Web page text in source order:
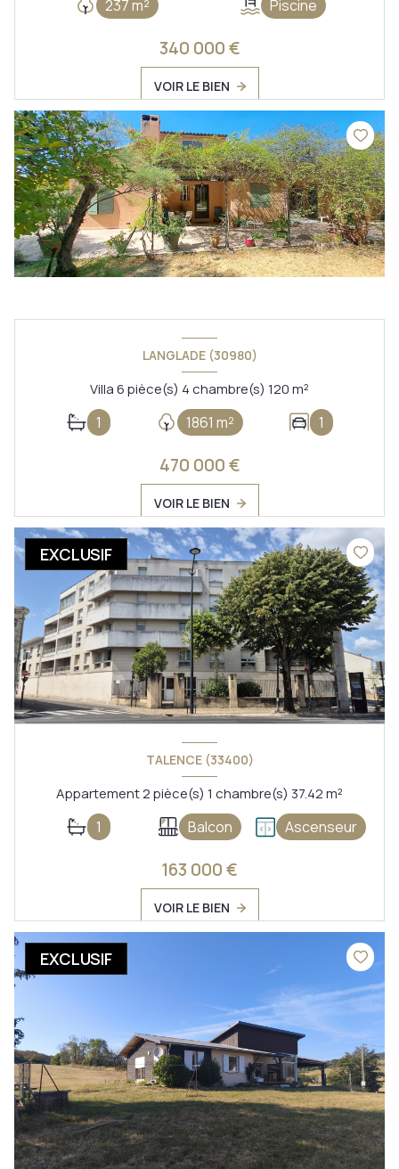
237 m² Piscine
340 000 €
VOIR LE BIEN
LANGLADE (30980)
Villa 6 pièce(s) 4 chambre(s) 120 m²
1 1861 m² 1
470 000 €
VOIR LE BIEN
EXCLUSIF
TALENCE (33400)
Appartement 2 pièce(s) 1 chambre(s) 37.42 m²
1 Balcon Ascenseur
163 000 €
VOIR LE BIEN
EXCLUSIF